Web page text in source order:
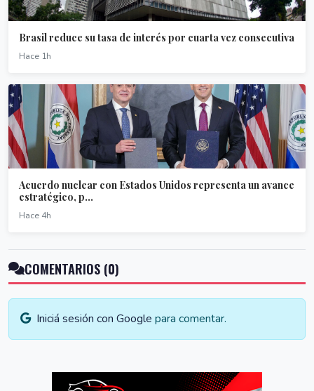
Brasil reduce su tasa de interés por cuarta vez consecutiva
Hace 1h
Acuerdo nuclear con Estados Unidos representa un avance
estratégico, p...
Hace 4h
COMENTARIOS (0)
Iniciá sesión con Google para comentar.